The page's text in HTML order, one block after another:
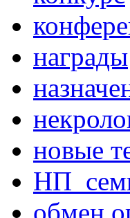
награды
новые
обмен